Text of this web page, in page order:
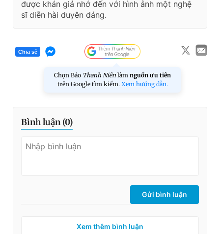
được khán giả nhớ đến với hình ảnh một nghệ
sĩ diễn hài duyên dáng.
Chia sẻ
Chọn Báo Thanh Niên làm nguồn ưu tiên
trên Google tìm kiếm. Xem hướng dẫn.
Bình luận (0)
Gửi bình luận
Xem thêm bình luận